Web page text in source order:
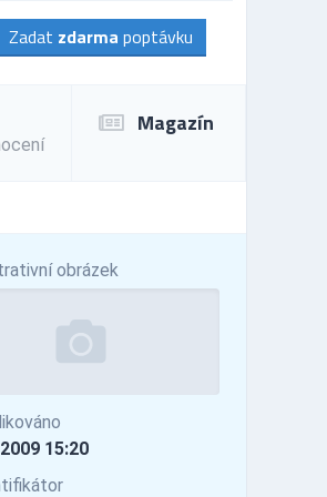
Zadat zdarma poptávku
Magazín
obrázek
15:20